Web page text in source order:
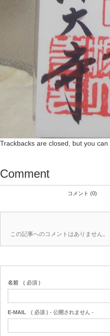
Trackbacks are closed, but you can
Comment
コメント (0)
この記事へのコメントはありません。
名前 ( 必須 )
E-MAIL ( 必須 ) - 公開されません -